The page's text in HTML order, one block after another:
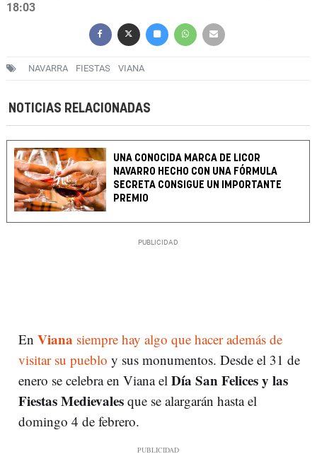
18:03
NAVARRA FIESTAS VIANA
NOTICIAS RELACIONADAS
UNA CONOCIDA MARCA DE LICOR
NAVARRO HECHO CON UNA FÓRMULA
SECRETA CONSIGUE UN IMPORTANTE
PREMIO
En Viana siempre hay algo que hacer además de
visitar su pueblo y sus monumentos. Desde el 31 de
enero se celebra en Viana el Día San Felices y las
Fiestas Medievalesque se alargarán hasta el
domingo 4 de febrero.